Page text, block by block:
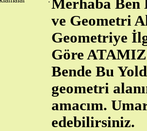
Merhaba Ben
ve Geometri
Geometriye
Göre
Bende Bu
geometri
amacım.
edebilirsiniz.